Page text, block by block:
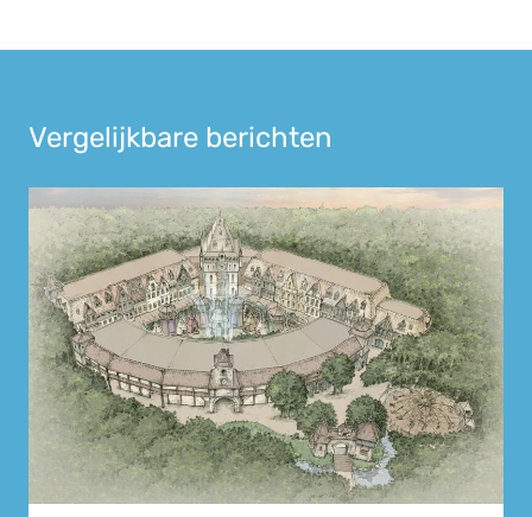
Vergelijkbare berichten